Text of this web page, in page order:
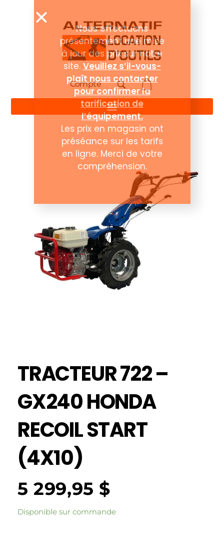
Compte
TRACTEUR 722 –
GX240 HONDA
RECOIL START
(4X10)
5 299,95 $
Disponible sur commande